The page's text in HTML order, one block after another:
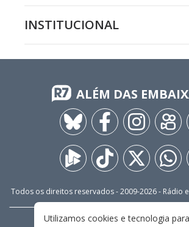
INSTITUCIONAL
ALÉM DAS
Todos os direitos reservados - 2009-2026- Rádio
Utilizamos cookies e tecnologia para